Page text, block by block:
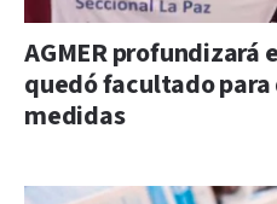
AGMER profundizará
quedó facultado
medidas